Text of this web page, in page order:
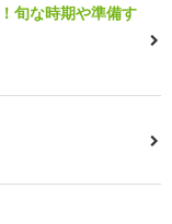
旬な時期や準備す